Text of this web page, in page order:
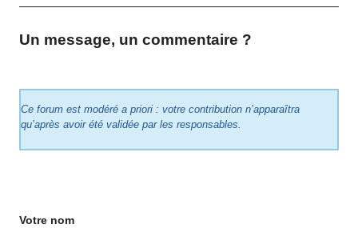
Un message, un commentaire ?
Ce forum est modéré a priori : votre contribution n’apparaîtra
qu’après avoir été validée par les responsables.
Votre nom